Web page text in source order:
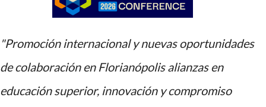
"Promoción internacional y nuevas oportunidades
de colaboración en Florianópolis alianzas en
educación superior, innovación y compromiso